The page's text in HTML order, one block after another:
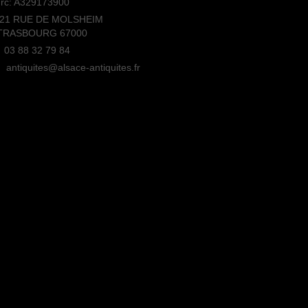
RUE DE MOLSHEIM
67000
03 88 32 79 84
antiquites@alsace-antiquites.fr